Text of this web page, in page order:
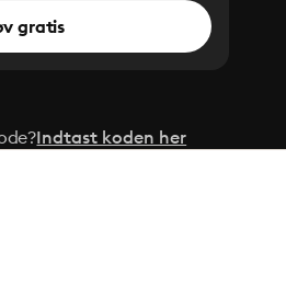
gratis
Indtast koden her